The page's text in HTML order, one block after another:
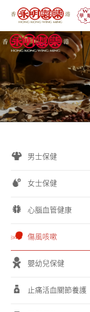
首頁
走進永明
產品系列
線上購買
動態資訊
聯系我們
男士保健
女士保健
心腦血管健康
傷風咳嗽
嬰幼兒保健
止痛活血關節養護